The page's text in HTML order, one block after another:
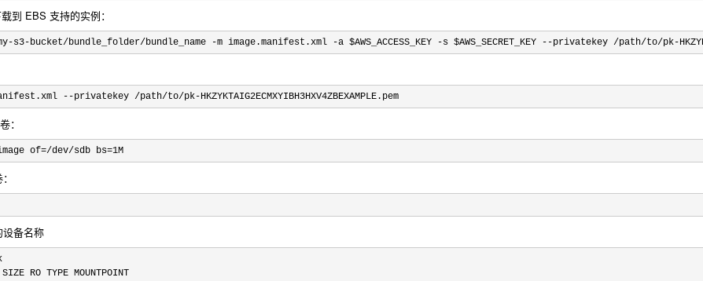
到 EBS 支持的实例：
bucket/bundle_folder/bundle_name -m image.manifest.xml -a $AWS_ACCESS_KEY -s $AWS_SECRET_KEY --privatekey /path/to/pk-
--privatekey /path/to/pk-HKZYKTAIG2ECMXYIBH3HXV4ZBEXAMPLE.pem
：
of=/dev/sdb bs=1M
备名称